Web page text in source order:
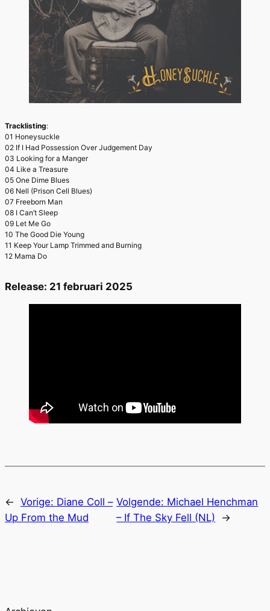
Tracklisting:
01 Honeysuckle
02 If I Had Possession Over Judgement Day
03 Looking for a Manger
04 Like a Treasure
05 One Dime Blues
06 Nell (Prison Cell Blues)
07 Freeborn Man
08 I Can’t Sleep
09 Let Me Go
10 The Good Die Young
11 Keep Your Lamp Trimmed and Burning
12 Mama Do
Release: 21 februari 2025
← Vorige: Diane Coll –
Up From the Mud
Volgende: Michael Henchman
– If The Sky Fell (NL)
→